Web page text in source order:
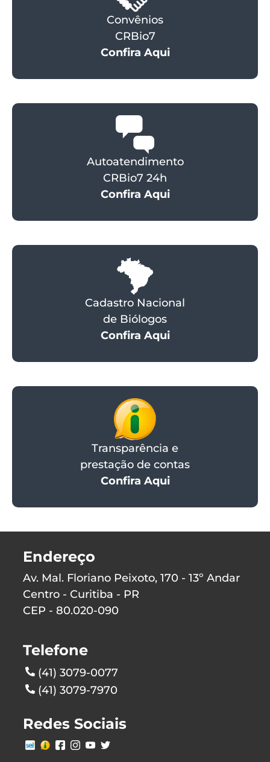
Convênios
CRBio7
Confira Aqui
Autoatendimento
CRBio7 24h
Confira Aqui
Cadastro Nacional
de Biólogos
Confira Aqui
Transparência e
prestação de contas
Confira Aqui
Endereço
Av. Mal. Floriano Peixoto, 170 - 13º Andar
Centro - Curitiba - PR
CEP - 80.020-090
Telefone
(41) 3079-0077
(41) 3079-7970
Redes Sociais